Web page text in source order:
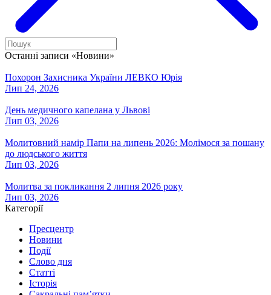
Останні записи «Новини»
Похорон Захисника України ЛЕВКО Юрія
Лип 24, 2026
День медичного капелана у Львові
Лип 03, 2026
Молитовний намір Папи на липень 2026: Молімося за пошану
до людського життя
Лип 03, 2026
Молитва за покликання 2 липня 2026 року
Лип 03, 2026
Категорії
Пресцентр
Новини
Події
Слово дня
Статті
Історія